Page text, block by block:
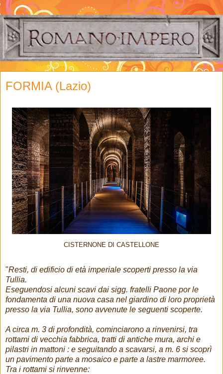
FORMIA (Lazio)
CISTERNONE DI CASTELLONE
"Resti, di edificio di età imperiale scoperti presso la via
Tullia.
Eseguendosi alcuni scavi dai sigg. fratelli Paone por le
fondamenta di una nuova casa nel giardino di loro proprietà
presso la via Tullia, sono avvenute le seguenti scoperte.
A circa m. 3 di profondità, cominciarono a rinvenirsi, tra
rottami di vecchia fabbrica, tratti di antiche mura, archi e
pilastri in mattoni : e seguitando a scavarsi, a m. 6 si scoprì
un pavimento parte a mosaico e parte a lastre marmoree.
Tra i rottami si rinvenne: